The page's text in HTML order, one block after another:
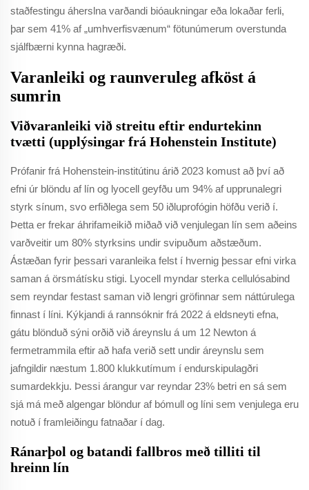
staðfestingu áherslna varðandi bióaukningar eða lokaðar ferli,
þar sem 41% af „umhverfisvænum“ fötunúmerum overstunda
sjálfbærni kynna hagræði.
Varanleiki og raunveruleg afköst á
sumrin
Viðvaranleiki við streitu eftir endurtekinn
tvætti (upplýsingar frá Hohenstein Institute)
Prófanir frá Hohenstein-institútinu árið 2023 komust að því að
efni úr blöndu af lín og lyocell geyfðu um 94% af upprunalegri
styrk sínum, svo erfiðlega sem 50 iðluprofógin höfðu verið í.
Þetta er frekar áhrifameikið miðað við venjulegan lín sem aðeins
varðveitir um 80% styrksins undir svipuðum aðstæðum.
Ástæðan fyrir þessari varanleika felst í hvernig þessar efni virka
saman á örsmátísku stigi. Lyocell myndar sterka cellulósabind
sem reyndar festast saman við lengri gröfinnar sem náttúrulega
finnast í líni. Kýkjandi á rannsóknir frá 2022 á eldsneyti efna,
gátu blönduð sýni orðið við áreynslu á um 12 Newton á
fermetrammila eftir að hafa verið sett undir áreynslu sem
jafngildir næstum 1.800 klukkutímum í endurskipulagðri
sumardekkju. Þessi árangur var reyndar 23% betri en sá sem
sjá má með algengar blöndur af bómull og líni sem venjulega eru
notuð í framleiðingu fatnaðar í dag.
Ránarþol og batandi fallbros með tilliti til
hreinn lín